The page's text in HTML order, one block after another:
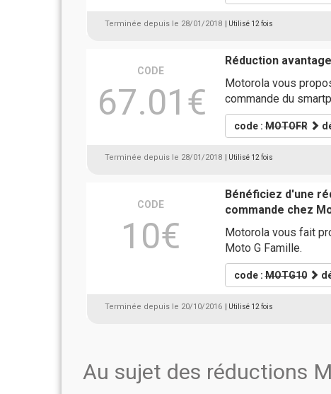
Terminée depuis le 28/01/2018 | Utilisé 12 fois
CODE
67.01€
Réduction
Motorola vous
commande du
code :MOTOFR
Terminée depuis le 28/01/2018 | Utilisé 12 fois
CODE
10€
Bénéficiez d'une
commande chez
Motorola vous fait
Moto G Famille.
code :MOTG10
Terminée depuis le 20/10/2016 | Utilisé 12 fois
Au sujet des réductions